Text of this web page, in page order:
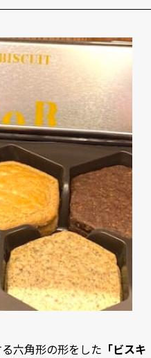
六角形の形をした 「ビスキ